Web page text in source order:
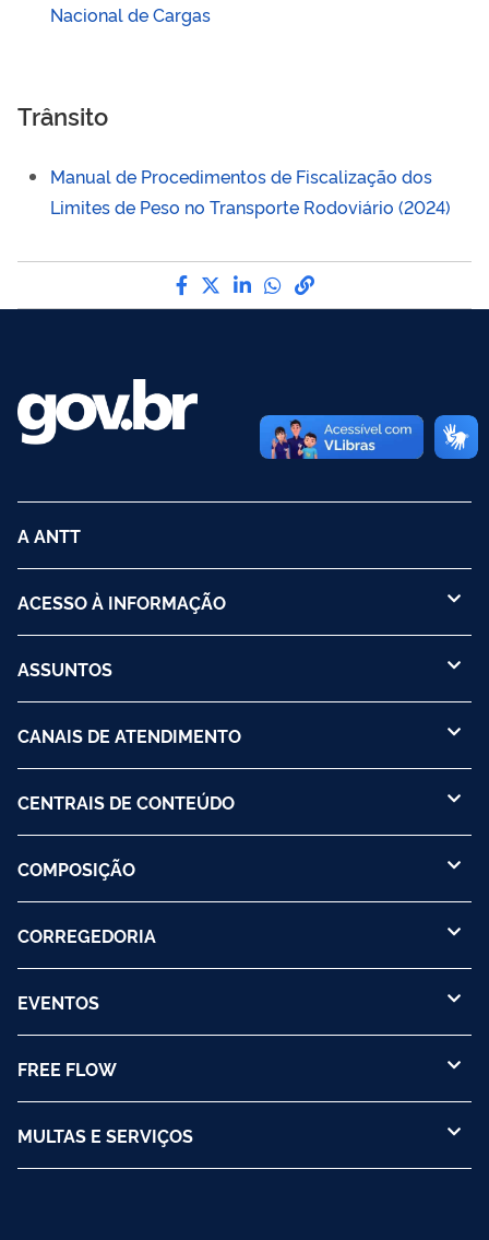
Nacional de Cargas
Trânsito
Manual de Procedimentos de Fiscalização dos
Limites de Peso no Transporte Rodoviário (2024)
Compartilhe por Facebook
Compartilhe por Twitter
Compartilhe por
Compartilhe por
link para Copiar
A ANTT
ACESSO À INFORMAÇÃO
ASSUNTOS
CANAIS DE ATENDIMENTO
CENTRAIS DE CONTEÚDO
COMPOSIÇÃO
CORREGEDORIA
EVENTOS
FREE FLOW
MULTAS E SERVIÇOS